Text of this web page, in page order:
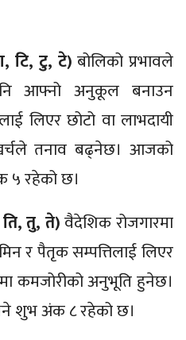
टि, टु, टे)बोलिको प्रभावले
पनि आफ्नो अनुकूल बनाउन
लिएर छोटो वा लाभदायी
तनाव बढ्नेछ। आजको
५ रहेको छ।
तु, ते)वैदेशिक रोजगारमा
र पैतृक सम्पत्तिलाई लिएर
कमजोरीको अनुभूति हुनेछ।
शुभ अंक ८ रहेको छ।